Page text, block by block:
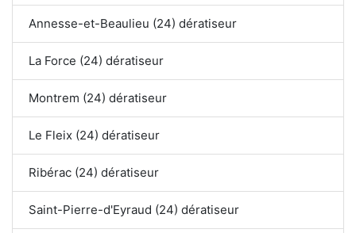
Annesse-et-Beaulieu (24) dératiseur
La Force (24) dératiseur
Montrem (24) dératiseur
Le Fleix (24) dératiseur
Ribérac (24) dératiseur
Saint-Pierre-d'Eyraud (24) dératiseur